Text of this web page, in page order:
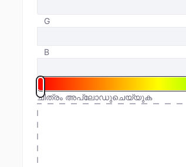
G
B
ചിത്രം അപ്‌ലോഡുചെയ്യുക